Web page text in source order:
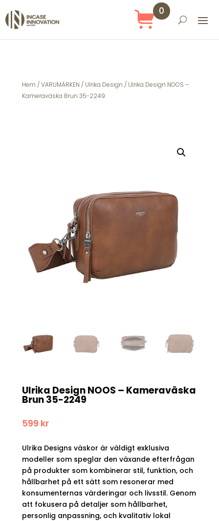
0
Hem /VARUMÄRKEN / Ulrika Design / Ulrika Design NOOS –
Kameraväska Brun 35-2249
Ulrika Design NOOS – Kameraväska
Brun 35-2249
599 kr
Ulrika Designs väskor är väldigt exklusiva
modeller som speglar den växande efterfrågan
på produkter som kombinerar stil, funktion, och
hållbarhet på ett sätt som resonerar med
konsumenternas värderingar och livsstil. Genom
att fokusera på detaljer som hållbarhet,
personlig anpassning, och kvalitativ lokal